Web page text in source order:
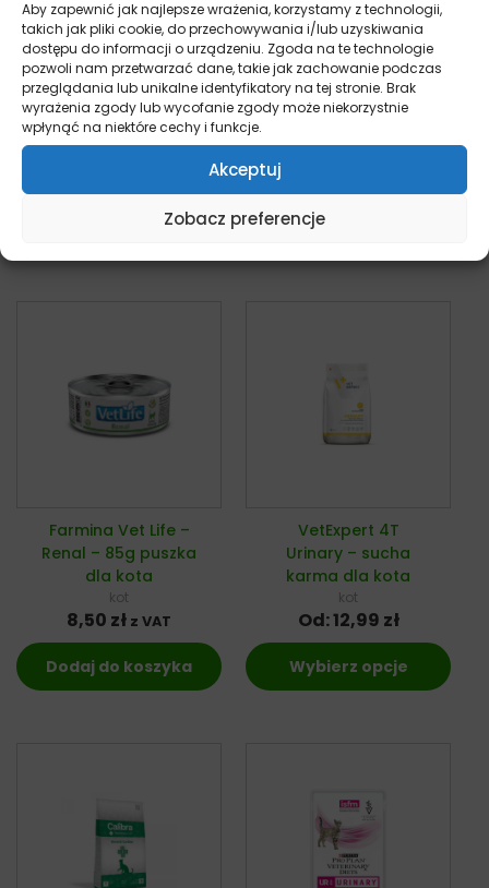
Aby zapewnić jak najlepsze wrażenia, korzystamy z technologii,
takich jak pliki cookie, do przechowywania i/lub uzyskiwania
dostępu do informacji o urządzeniu. Zgoda na te technologie
pozwoli nam przetwarzać dane, takie jak zachowanie podczas
przeglądania lub unikalne identyfikatory na tej stronie. Brak
wyrażenia zgody lub wycofanie zgody może niekorzystnie
wpłynąć na niektóre cechy i funkcje.
Akceptuj
Zobacz preferencje
Royal Canin Renal –
sucha karma dla
kota
Wybierz opcje
Farmina Vet Life –
Renal – sucha
Wybierz opcje
Farmina Vet Life –
Renal – 85g puszka
dla kota
kot
8,50 zł z VAT
Dodaj do koszyka
VetExpert 4T
Urinary – sucha
karma dla kota
kot
Od:12,99 zł
Wybierz opcje